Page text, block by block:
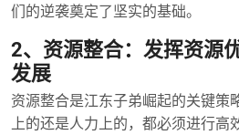
们的逆袭奠定了坚实的基础。
2、资源整合：发挥资源
发展
资源整合是江东子弟崛起的关键策
上的还是人力上的，都必须进行高